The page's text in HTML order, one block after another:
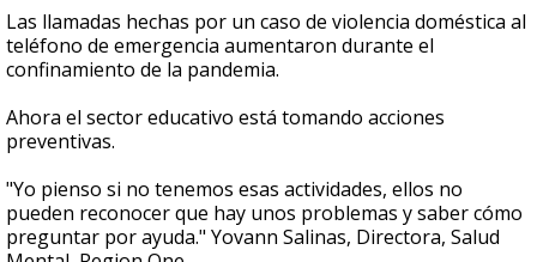
Las llamadas hechas por un caso de violencia doméstica al
teléfono de emergencia aumentaron durante el
confinamiento de la pandemia.
Ahora el sector educativo está tomando acciones
preventivas.
"Yo pienso si no tenemos esas actividades, ellos no
pueden reconocer que hay unos problemas y saber cómo
preguntar por ayuda." Yovann Salinas, Directora, Salud